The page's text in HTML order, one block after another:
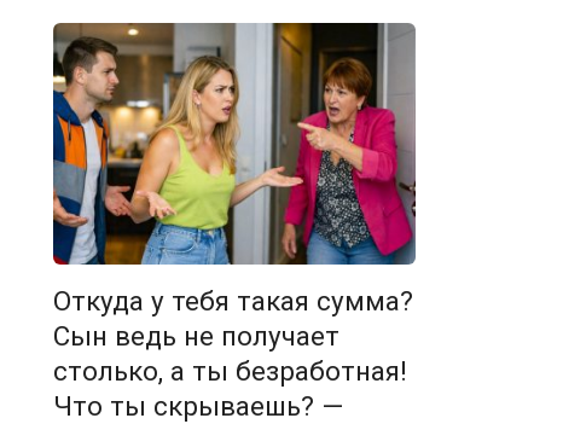
Откуда у тебя такая сумма?
Сын ведь не получает
столько, а ты безработная!
Что ты скрываешь? —